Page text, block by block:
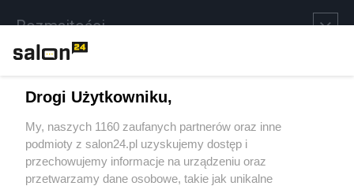
Rozmaitości
Sport
Społeczeństwo
Drogi Użytkowniku,
My, naszych 1160 zaufanych partnerów oraz inne
podmioty z salon24.pl uzyskujemy dostęp i
przechowujemy informacje na urządzeniu oraz
przetwarzamy dane osobowe, takie jak unikalne